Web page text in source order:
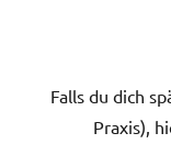
Falls du dich
Praxis),